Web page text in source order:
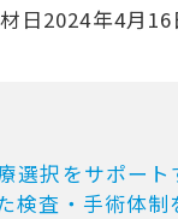
日2024年4月16
選択をサポート
検査・手術体制